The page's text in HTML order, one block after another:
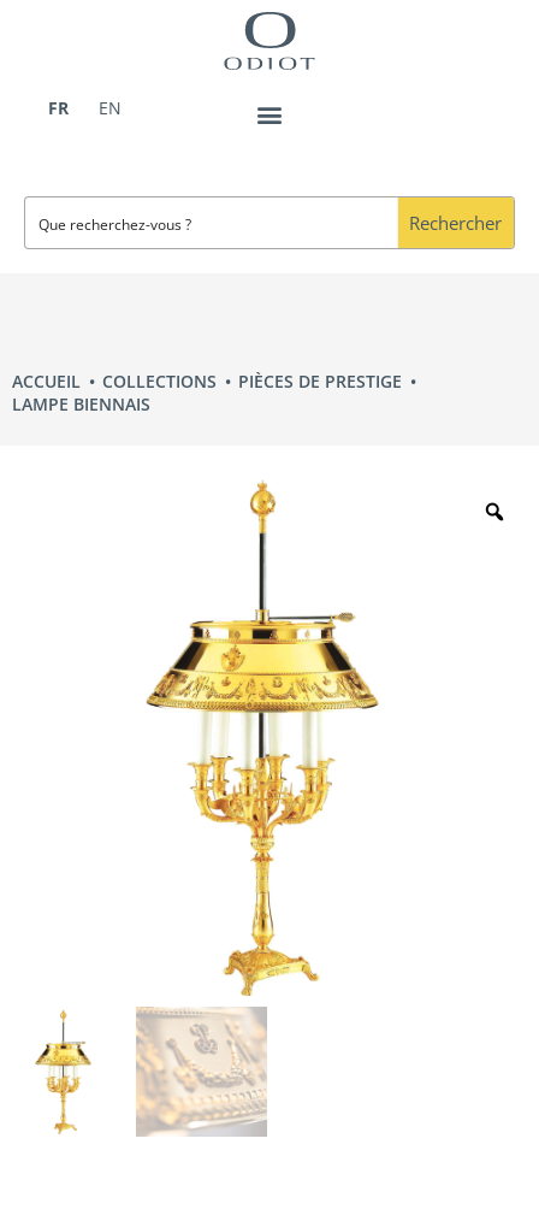
FR
EN
Rechercher
ACCUEIL COLLECTIONS
PIÈCES DE PRESTIGE
LAMPE BIENNAIS